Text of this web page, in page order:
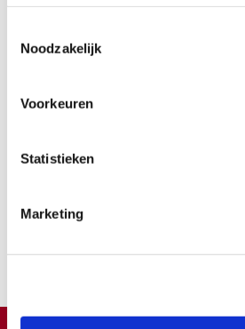
Noodzakelijk
Voorkeuren
Statistieken
Marketing
Samen kunnen we zoveel meer
Nu lid worden